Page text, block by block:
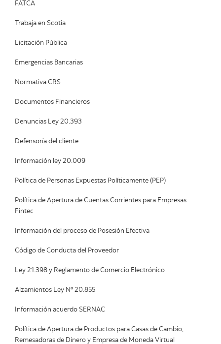
FATCA
Trabaja en Scotia
Licitación Pública
Emergencias Bancarias
Normativa CRS
Documentos Financieros
Denuncias Ley 20.393
Defensoría del cliente
Información ley 20.009
Política de Personas Expuestas Políticamente (PEP)
Política de Apertura de Cuentas Corrientes para Empresas
Fintec
Información del proceso de Posesión Efectiva
Código de Conducta del Proveedor
Ley 21.398 y Reglamento de Comercio Electrónico
Alzamientos Ley Nº 20.855
Información acuerdo SERNAC
Política de Apertura de Productos para Casas de Cambio,
Remesadoras de Dinero y Empresa de Moneda Virtual